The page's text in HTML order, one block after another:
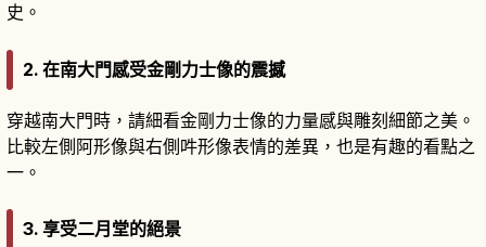
史。
2. 在南大門感受金剛力士像的震撼
穿越南大門時，請細看金剛力士像的力量感與雕刻細節之美。
比較左側阿形像與右側吽形像表情的差異，也是有趣的看點之
一。
3. 享受二月堂的絕景